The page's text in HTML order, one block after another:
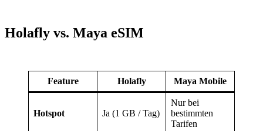
Holafly vs. Maya eSIM
Feature Holafly Maya Mobile
Hotspot Ja (1 GB / Tag)
Nur bei
bestimmten
Tarifen